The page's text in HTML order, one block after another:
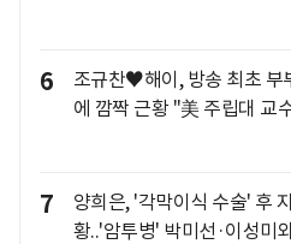
6
조규찬♥해이, 방송 최초 부
에 깜짝 근황 "美 주립대 교
7
양희은, '각막이식 수술' 후
황..'암투병' 박미선·이성미